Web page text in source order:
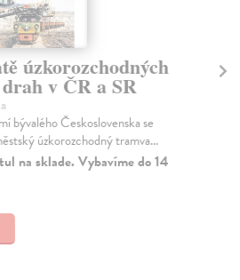
úzkorozchodných
v ČR a SR
bývalého Československa se
úzkorozchodný tramva...
na sklade. Vybavíme do 14